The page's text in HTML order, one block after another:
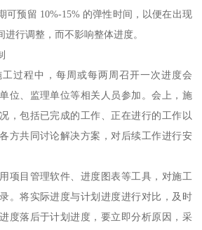
可预留 10%-15% 的弹性时间，以便在出现
行调整，而不影响整体进度。
过程中，每周或每两周召开一次进度会
位、监理单位等相关人员参加。会上，施
，包括已完成的工作、正在进行的工作以
方共同讨论解决方案，对后续工作进行安
项目管理软件、进度图表等工具，对施工
。将实际进度与计划进度进行对比，及时
度落后于计划进度，要立即分析原因，采